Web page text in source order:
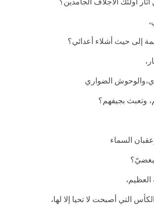
إلى حيث أشلاء أعدائي؟
الضواري
وتعبث بجيفهم؟
السماء
العظيم،
التي أصبحت لا تحيا إلا لها،